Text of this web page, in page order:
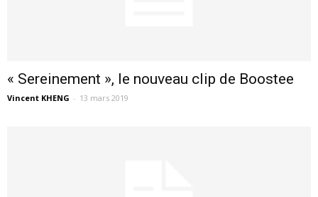
« Sereinement », le nouveau clip de Boostee
Vincent KHENG - 13 mars 2019